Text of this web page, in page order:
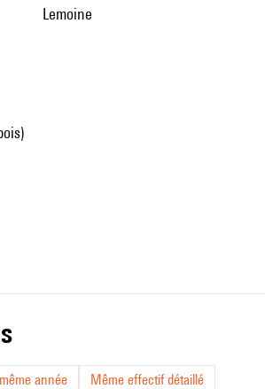
Lemoine
année Même effectif détaillé